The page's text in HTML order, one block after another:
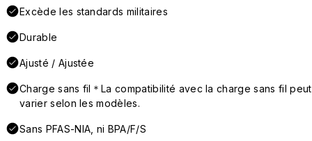
Excède les standards militaires
Durable
Ajusté / Ajustée
Charge sans fil＊La compatibilité avec la charge sans fil peut
varier selon les modèles.
Sans PFAS-NIA, ni BPA/F/S